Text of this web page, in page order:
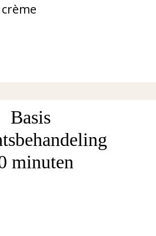
Basis
minuten